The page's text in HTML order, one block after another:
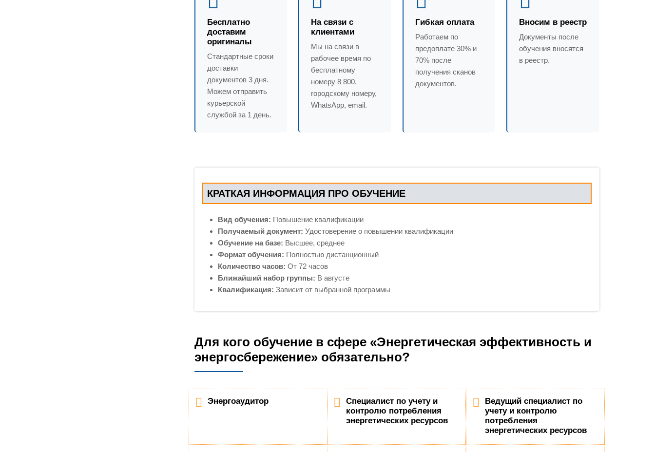
Бесплатно
доставим
оригиналы
Стандартные сроки
доставки
документов 3 дня.
Можем отправить
курьерской
службой за 1 день.
На связи с
клиентами
Мы на связи в
рабочее время по
бесплатному
номеру 8 800,
городскому номеру,
WhatsApp, email.
Гибкая оплата
Работаем по
предоплате 30% и
70% после
получения сканов
документов.
Вносим в реестр
Документы после
обучения вносятся
в реестр.
КРАТКАЯ ИНФОРМАЦИЯ ПРО ОБУЧЕНИЕ
Вид обучения: Повышение квалификации
Получаемый документ: Удостоверение о повышении квалификации
Обучение на базе: Высшее, среднее
Формат обучения: Полностью дистанционный
Количество часов: От 72 часов
Ближайший набор группы: В августе
Квалификация: Зависит от выбранной программы
Для кого обучение в сфере «Энергетическая эффективность и
энергосбережение» обязательно?
Энергоаудитор
Специалист по учету и
контролю потребления
энергетических ресурсов
Ведущий специалист по
учету и контролю
потребления
энергетических ресурсов